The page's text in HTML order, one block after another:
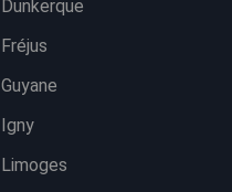
Dunkerque
Fréjus
Guyane
Igny
Limoges